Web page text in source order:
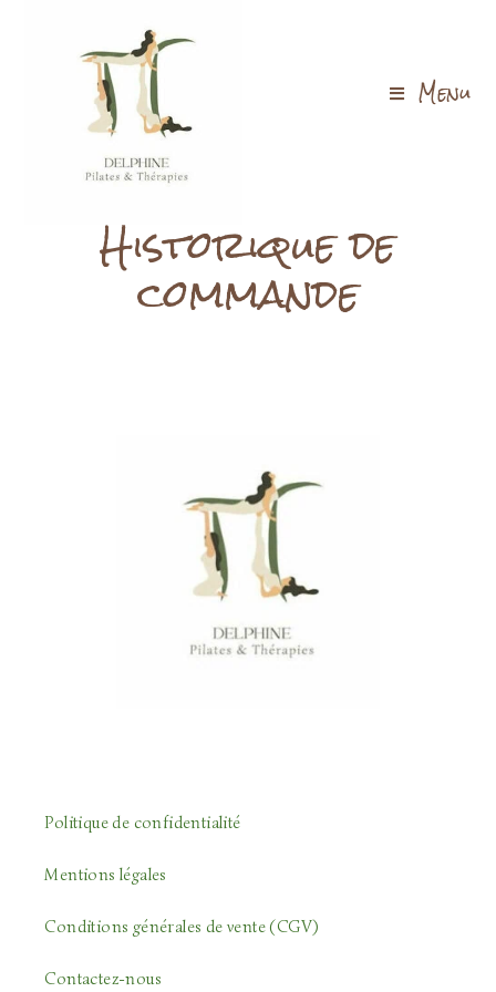
Menu
Historique de
commande
Politique de confidentialité
Mentions légales
Conditions générales de vente (CGV)
Contactez-nous